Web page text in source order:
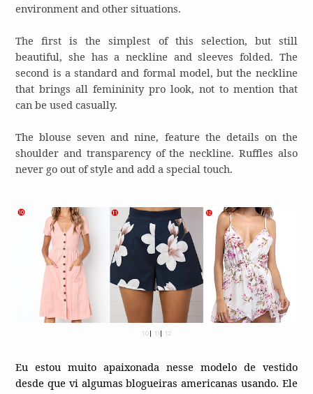
environment and other situations.
The first is the simplest of this selection, but still
beautiful, she has a neckline and sleeves folded. The
second is a standard and formal model, but the neckline
that brings all femininity pro look, not to mention that
can be used casually.
The blouse seven and nine, feature the details on the
shoulder and transparency of the neckline. Ruffles also
never go out of style and add a special touch.
10| 11| 12
Eu estou muito apaixonada nesse modelo de vestido
desde que vi algumas blogueiras americanas usando. Ele